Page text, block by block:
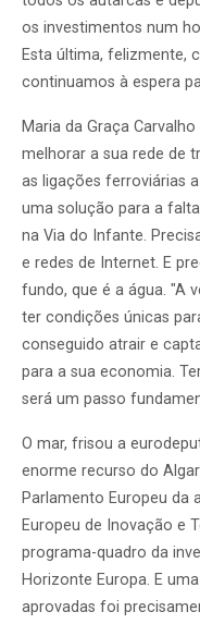
os investimentos num
Esta última, felizmente,
continuamos à espera
Maria da Graça
melhorar a sua rede de
as ligações ferroviárias
uma solução para a
na Via do Infante.
e redes de Internet. E
fundo, que é a água. "A
ter condições únicas
conseguido atrair e
para a sua economia.
será um passo
O mar, frisou a
enorme recurso do
Parlamento Europeu da
Europeu de Inovação e
programa-quadro da
Horizonte Europa. E
aprovadas foi